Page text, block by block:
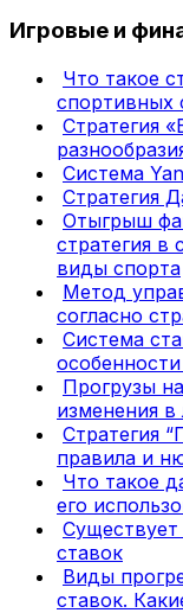
Игровые и
Что такое
спортивных
Стратегия
Система
Стратегия
Отыгрыш
стратегия в
виды спорта
Метод
согласно
Система
Прогрузы
изменения в
Стратегия
правила и
Что такое
его
Существует
ставок
Виды
ставок.